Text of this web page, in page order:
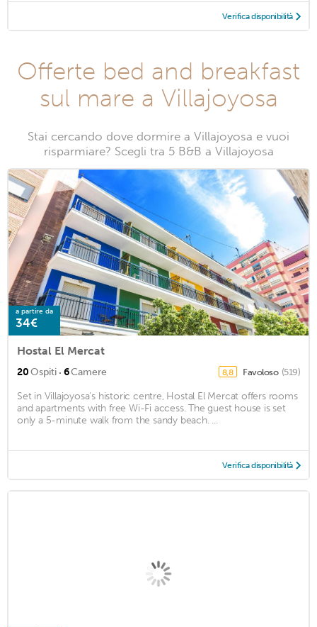
Verifica disponibilità
Offerte bed and breakfast
sul mare a Villajoyosa
Stai cercando dove dormire a Villajoyosa e vuoi
risparmiare? Scegli tra 5 B&B a Villajoyosa
a partire da
34€
Hostal El Mercat
20Ospiti · 6Camere 8,8 Favoloso (519)
Set in Villajoyosa’s historic centre, Hostal El Mercat offers rooms
and apartments with free Wi-Fi access. The guest house is set
only a 5-minute walk from the sandy beach. ...
Verifica disponibilità